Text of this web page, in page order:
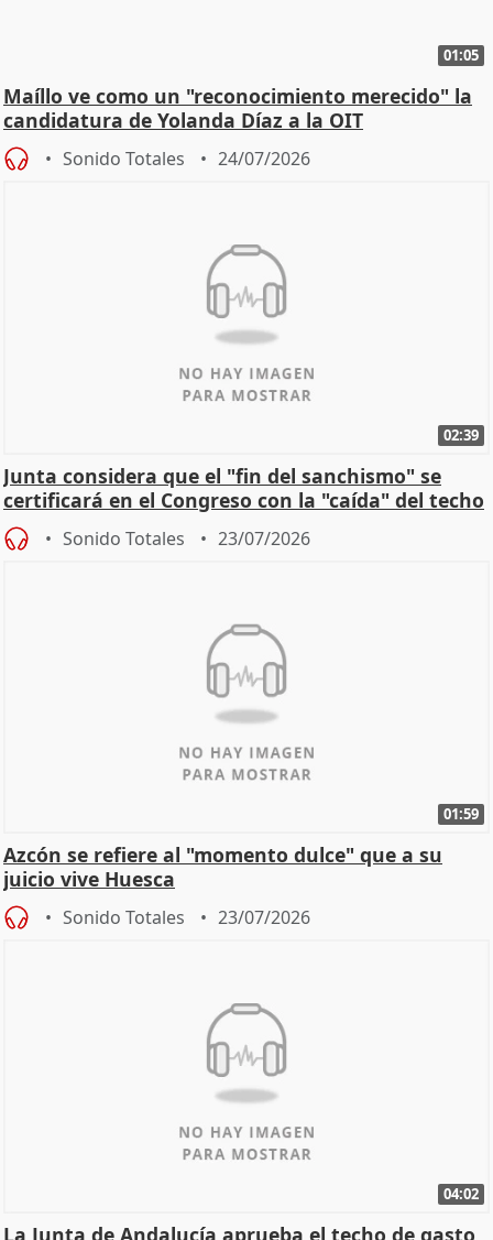
01:05
Maíllo ve como un "reconocimiento merecido" la
candidatura de Yolanda Díaz a la OIT
Sonido Totales 24/07/2026
02:39
Junta considera que el "fin del sanchismo" se
certificará en el Congreso con la "caída" del techo
de
Sonido Totales 23/07/2026
01:59
Azcón se refiere al "momento dulce" que a su
juicio vive Huesca
Sonido Totales 23/07/2026
04:02
La Junta de Andalucía aprueba el techo de gasto